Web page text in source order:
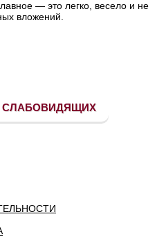
— это легко, весело и не
вложений.
СЛАБОВИДЯЩИХ